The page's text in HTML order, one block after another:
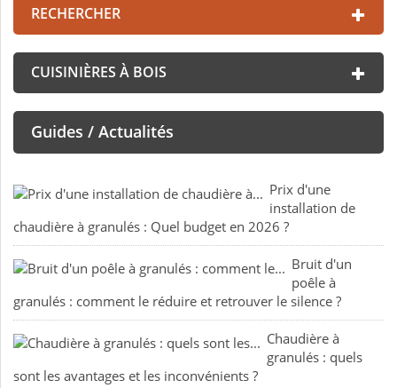
RECHERCHER
CUISINIÈRES À BOIS
Guides / Actualités
Prix d'une
installation de
chaudière à granulés : Quel budget en 2026 ?
Bruit d'un
poêle à
granulés : comment le réduire et retrouver le silence ?
Chaudière à
granulés : quels
sont les avantages et les inconvénients ?